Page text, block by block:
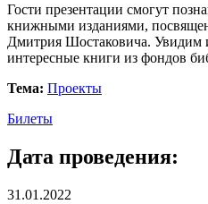
Гости презентации смогут
книжными изданиями,
Дмитрия Шостаковича. Увидим
интересные книги из фондов
Тема: Проекты
Билеты
Дата проведения:
31.01.2022